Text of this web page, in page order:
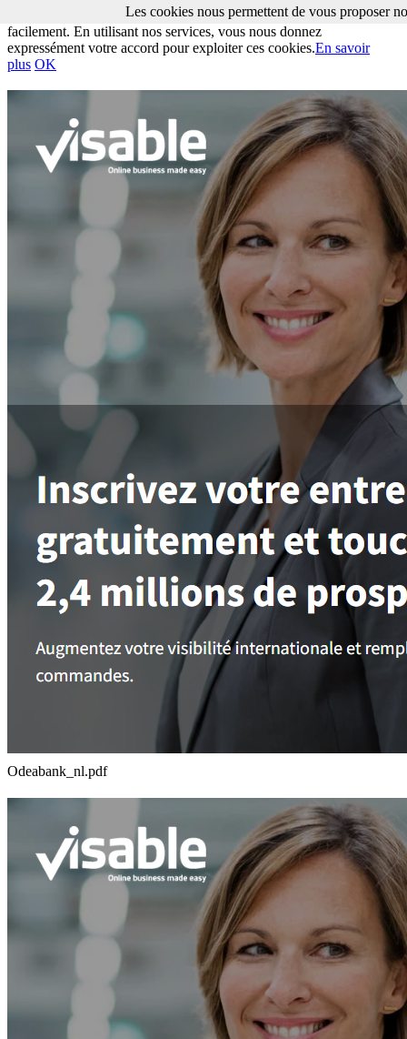
Les cookies nous permettent de vous proposer nos services plus
facilement. En utilisant nos services, vous nous donnez
expressément votre accord pour exploiter ces cookies.En savoir
plus OK
Odeabank_nl.pdf
Les cookies nous permettent de vous proposer